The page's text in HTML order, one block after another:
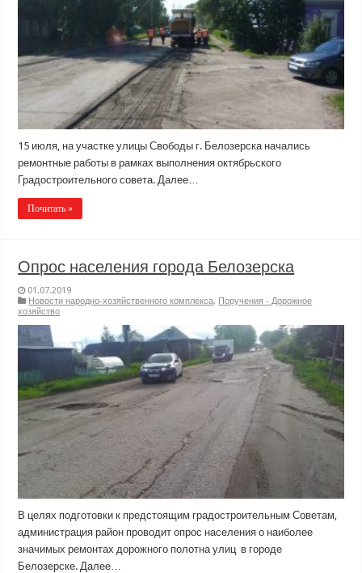
15 июля, на участке улицы Свободы г. Белозерска начались
ремонтные работы в рамках выполнения октябрьского
Градостроительного совета. Далее…
Почитать »
Опрос населения города Белозерска
01.07.2019
Новости народно-хозяйственного комплекса, Поручения - Дорожное
хозяйство
В целях подготовки к предстоящим градостроительным Советам,
администрация район проводит опрос населения о наиболее
значимых ремонтах дорожного полотна улиц в городе
Белозерске. Далее…